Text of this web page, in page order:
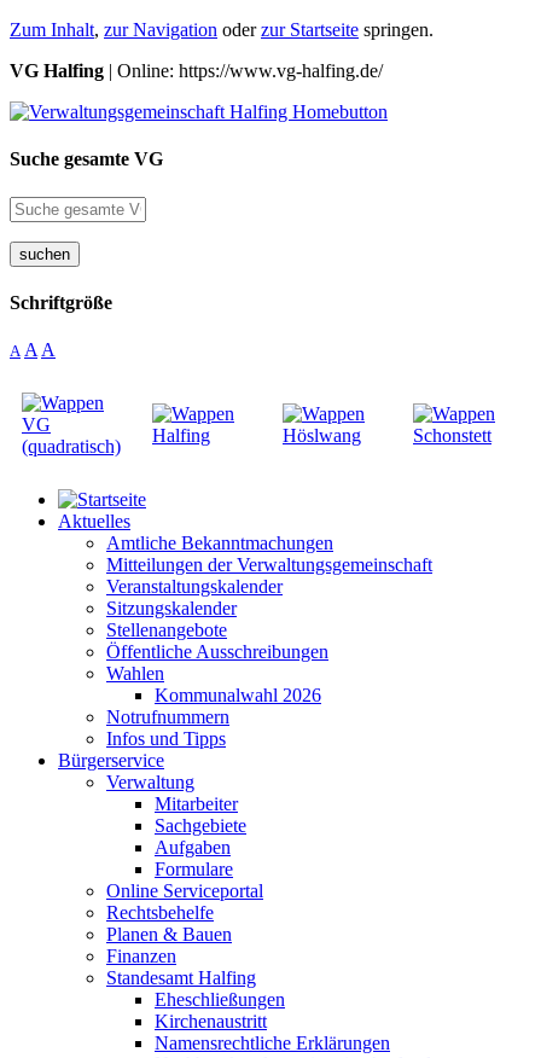
Zum Inhalt, zur Navigation oderzur Startseite springen.
VG Halfing | Online: https://www.vg-halfing.de/
Suche gesamte VG
suchen
Schriftgröße
A A A
Aktuelles
Amtliche Bekanntmachungen
Mitteilungen der Verwaltungsgemeinschaft
Veranstaltungskalender
Sitzungskalender
Stellenangebote
Öffentliche Ausschreibungen
Wahlen
Kommunalwahl 2026
Notrufnummern
Infos und Tipps
Bürgerservice
Verwaltung
Mitarbeiter
Sachgebiete
Aufgaben
Formulare
Online Serviceportal
Rechtsbehelfe
Planen & Bauen
Finanzen
Standesamt Halfing
Eheschließungen
Kirchenaustritt
Namensrechtliche Erklärungen